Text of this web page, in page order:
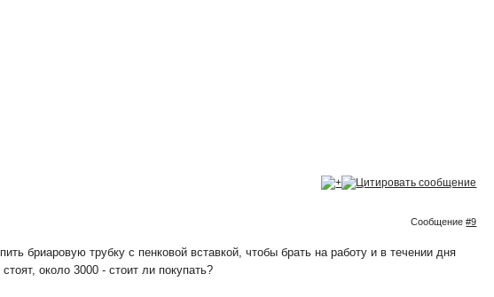
Сообщение#9
бриаровую трубку с пенковой вставкой, чтобы брать на работу и в течении дня
около 3000 - стоит ли покупать?